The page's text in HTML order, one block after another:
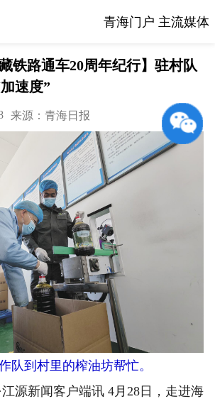
青海门户 主流媒体
藏铁路通车20周年纪行】驻村队
速度”
来源：青海日报
队到村里的榨油坊帮忙。
新闻客户端讯 4月28日，走进海